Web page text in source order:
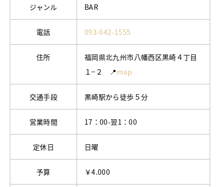
ジャンル BAR
電話 093-642-1555
住所
福岡県北九州市八幡西区黒崎４丁目
１−２ 📍map
交通手段 黒崎駅から徒歩５分
営業時間 17：00-翌1：00
定休日 日曜
予算 ￥4.000